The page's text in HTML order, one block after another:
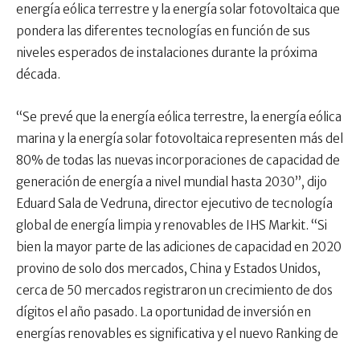
energía eólica terrestre y la energía solar fotovoltaica que
pondera las diferentes tecnologías en función de sus
niveles esperados de instalaciones durante la próxima
década.
“Se prevé que la energía eólica terrestre, la energía eólica
marina y la energía solar fotovoltaica representen más del
80% de todas las nuevas incorporaciones de capacidad de
generación de energía a nivel mundial hasta 2030”, dijo
Eduard Sala de Vedruna, director ejecutivo de tecnología
global de energía limpia y renovables de IHS Markit. “Si
bien la mayor parte de las adiciones de capacidad en 2020
provino de solo dos mercados, China y Estados Unidos,
cerca de 50 mercados registraron un crecimiento de dos
dígitos el año pasado. La oportunidad de inversión en
energías renovables es significativa y el nuevo Ranking de